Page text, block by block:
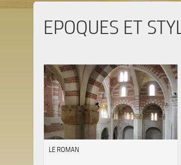
EPOQUES ET
LE ROMAN